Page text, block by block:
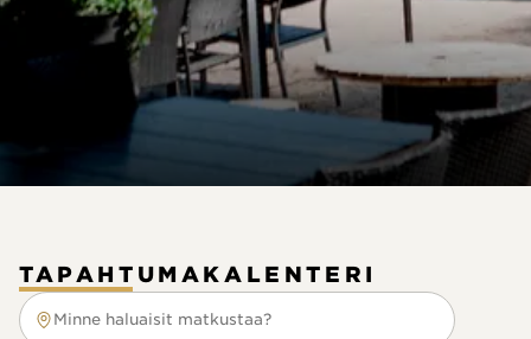
TAPAHTUMAKALENTERI
Minne haluaisit matkustaa?
Minne haluaisit matkustaa?